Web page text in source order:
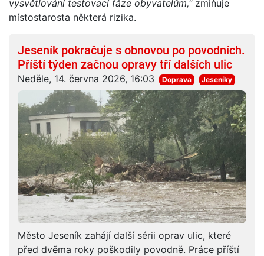
vysvětlování testovací fáze obyvatelům,"zmiňuje
místostarosta některá rizika.
Jeseník pokračuje s obnovou po povodních.
Příští týden začnou opravy tří dalších ulic
Neděle, 14. června 2026, 16:03 Doprava Jeseníky
Město Jeseník zahájí další sérii oprav ulic, které
před dvěma roky poškodily povodně. Práce příští